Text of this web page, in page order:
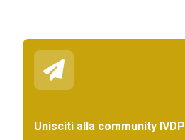
Unisciti alla community IVDP